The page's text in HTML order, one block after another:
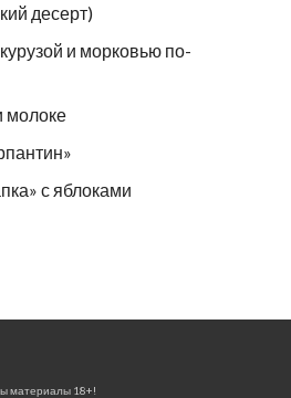
десерт)
и морковью по-
молоке
с яблоками
материалы 18+!